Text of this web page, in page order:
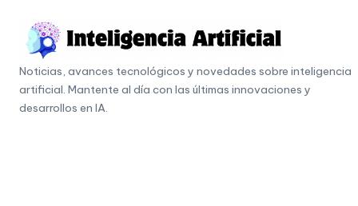
content
I
n
t
Noticias, avances tecnológicos y novedades sobre inteligencia
artificial. Mantente al día con las últimas innovaciones y
desarrollos en IA.